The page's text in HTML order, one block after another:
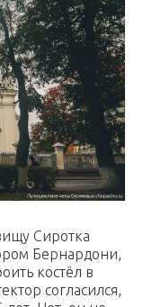
Сиротка
Бернар­дони,
костёл в
согласился,